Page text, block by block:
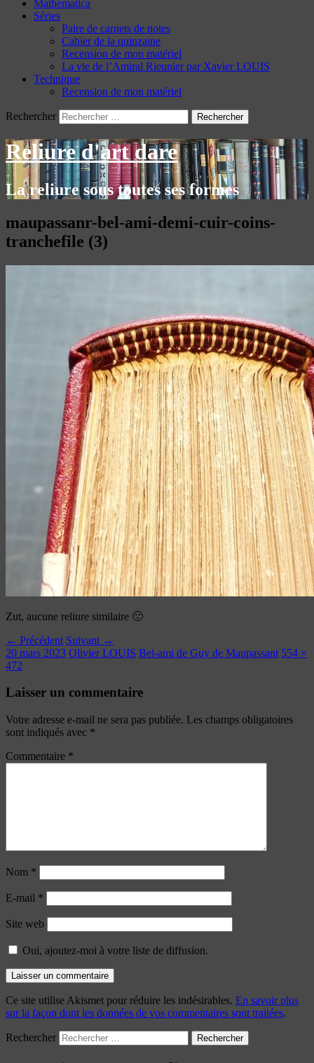
Mathematica
Séries
Paire de carnets de notes
Cahier de la quinzaine
Recension de mon matériel
La vie de l’Amiral Rieunier par Xavier LOUIS
Technique
Recension de mon matériel
Rechercher
Reliure d'art dare
La reliure sous toutes ses formes
maupassanr-bel-ami-demi-cuir-coins-
tranchefile (3)
Zut, aucune reliure similaire 🙁
← Précédent Suivant →
20 mars 2023 Olivier LOUIS Bel-ami de Guy de Maupassant 554 ×
472
Laisser un commentaire
Votre adresse e-mail ne sera pas publiée. Les champs obligatoires
sont indiqués avec *
Commentaire *
Nom *
E-mail *
Site web
Oui, ajoutez-moi à votre liste de diffusion.
Ce site utilise Akismet pour réduire les indésirables. En savoir plus
sur la façon dont les données de vos commentaires sont traitées.
Rechercher